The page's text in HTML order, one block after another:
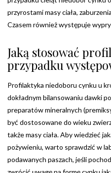
przyrostami masy ciała,
Czasem również występuje
Jaką stosować
przypadku
Profilaktyka niedoboru cynku u
dokładnym bilansowaniu dawki
preparatów mineralnych
być dostosowane do wieku
także masy ciała. Aby wiedzieć
pożywieniu, warto sprawdzić w
podawanych paszach, jeśli